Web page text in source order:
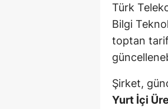
Türk
Bilgi
toptan
Şirket,
Yurt İçi